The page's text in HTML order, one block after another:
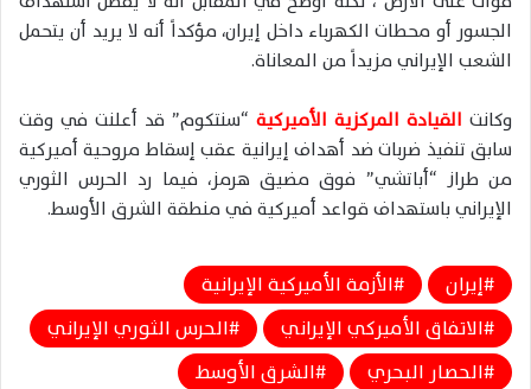
الجسور أو محطات الكهرباء داخل إيران، مؤكداً أنه لا يريد أن يتحمل
الشعب الإيراني مزيداً من المعاناة.
وكانت القيادة المركزية الأميركية “سنتكوم” قد أعلنت في وقت
سابق تنفيذ ضربات ضد أهداف إيرانية عقب إسقاط مروحية أميركية
من طراز “أباتشي” فوق مضيق هرمز، فيما رد الحرس الثوري
الإيراني باستهداف قواعد أميركية في منطقة الشرق الأوسط.
إيران
الأزمة الأميركية الإيرانية
الاتفاق الأميركي الإيراني
الحرس الثوري الإيراني
الحصار البحري
الشرق الأوسط